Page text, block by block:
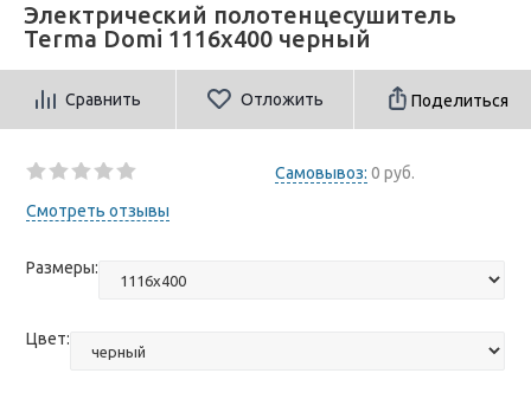
Электрический полотенцесушитель
Terma Domi 1116x400 черный
Сравнить Отложить Поделиться
Самовывоз: 0 руб.
Смотреть отзывы
Размеры:
Цвет: